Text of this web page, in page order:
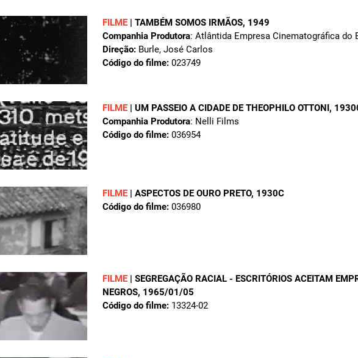
FILME | TAMBÉM SOMOS IRMÃOS, 1949
Companhia Produtora: Atlântida Empresa Cinematográfica do
Direção: Burle, José Carlos
Código do filme: 023749
FILME | UM PASSEIO A CIDADE DE THEOPHILO OTTONI,
Companhia Produtora: Nelli Films
Código do filme: 036954
FILME | ASPECTOS DE OURO PRETO, 1930C
Código do filme: 036980
FILME | SEGREGAÇÃO RACIAL - ESCRITÓRIOS ACEITAM
NEGROS, 1965/01/05
Código do filme: 13324-02